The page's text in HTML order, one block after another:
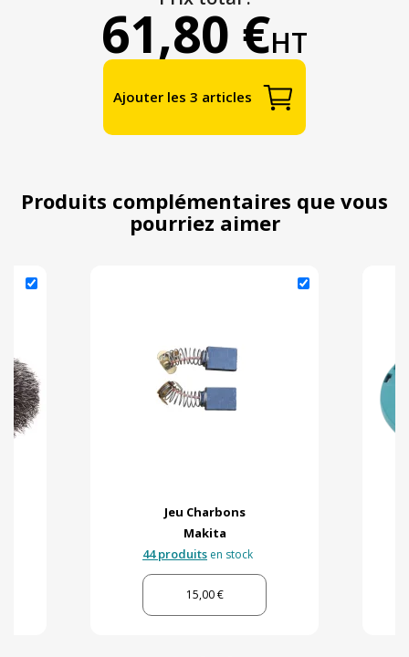
61,80 €HT
Ajouter les 3 articles
Produits complémentaires que vous
pourriez aimer
Jeu Charbons
Makita
44 produits en stock
15,00 €